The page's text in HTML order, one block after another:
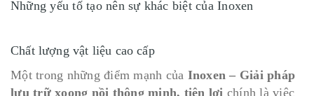
Những yếu tố tạo nên sự khác biệt của Inoxen
Chất lượng vật liệu cao cấp
Một trong những điểm mạnh của Inoxen – Giải pháp
lưu trữ xoong nồi thông minh, tiện lợi chính là việc